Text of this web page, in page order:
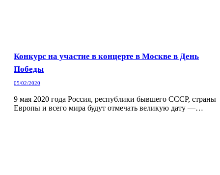
Конкурс на участие в концерте в Москве в День
Победы
05/02/2020
9 мая 2020 года Россия, республики бывшего СССР, страны
Европы и всего мира будут отмечать великую дату —…